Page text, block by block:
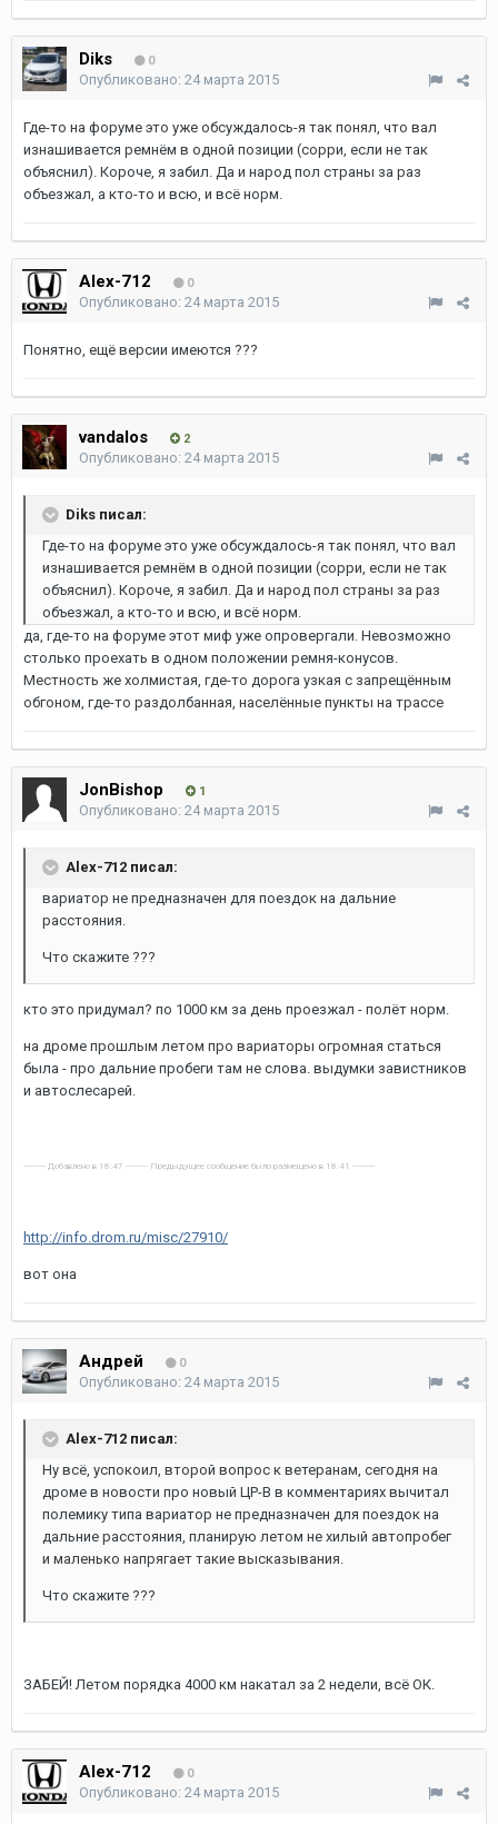
Diks 0
Опубликовано: 24 марта 2015
Где-то на форуме это уже обсуждалось-я так понял, что вал
изнашивается ремнём в одной позиции (сорри, если не так
объяснил). Короче, я забил. Да и народ пол страны за раз
объезжал, а кто-то и всю, и всё норм.
Alex-712 0
Опубликовано: 24 марта 2015
Понятно, ещё версии имеются ???
vandalos 2
Опубликовано: 24 марта 2015
Diks писал:
Где-то на форуме это уже обсуждалось-я так понял, что вал
изнашивается ремнём в одной позиции (сорри, если не так
объяснил). Короче, я забил. Да и народ пол страны за раз
объезжал, а кто-то и всю, и всё норм.
да, где-то на форуме этот миф уже опровергали. Невозможно
столько проехать в одном положении ремня-конусов.
Местность же холмистая, где-то дорога узкая с запрещённым
обгоном, где-то раздолбанная, населённые пункты на трассе
JonBishop 1
Опубликовано: 24 марта 2015
Alex-712 писал:
вариатор не предназначен для поездок на дальние
расстояния.
Что скажите ???
кто это придумал? по 1000 км за день проезжал - полёт норм.
на дроме прошлым летом про вариаторы огромная статься
была - про дальние пробеги там не слова. выдумки завистников
и автослесарей.
---------- Добавлено в 18:47 ---------- Предыдущее сообщение было размещено в 18:41 ----------
http://info.drom.ru/misc/27910/
вот она
Андрей 0
Опубликовано: 24 марта 2015
Alex-712 писал:
Ну всё, успокоил, второй вопрос к ветеранам, сегодня на
дроме в новости про новый ЦР-В в комментариях вычитал
полемику типа вариатор не предназначен для поездок на
дальние расстояния, планирую летом не хилый автопробег
и маленько напрягает такие высказывания.
Что скажите ???
ЗАБЕЙ! Летом порядка 4000 км накатал за 2 недели, всё ОК.
Alex-712 0
Опубликовано: 24 марта 2015